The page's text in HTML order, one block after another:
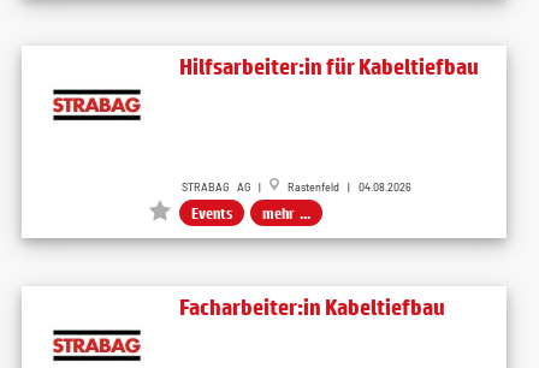
Hilfsarbeiter:in für Kabeltiefbau
STRABAG AG | Rastenfeld | 04.08.2026
Events mehr ...
Facharbeiter:in Kabeltiefbau